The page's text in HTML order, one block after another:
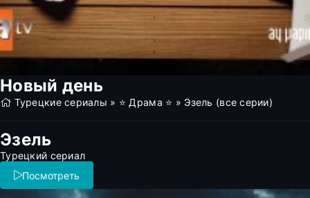
Новый день
Турецкие сериалы » ⭐ Драма ⭐ » Эзель (все серии)
Эзель
Турецкий сериал
Посмотреть